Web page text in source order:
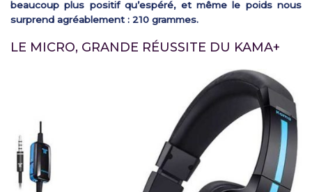
beaucoup plus positif qu’espéré, et même le poids nous
surprend agréablement : 210 grammes.
LE MICRO, GRANDE RÉUSSITE DU KAMA+